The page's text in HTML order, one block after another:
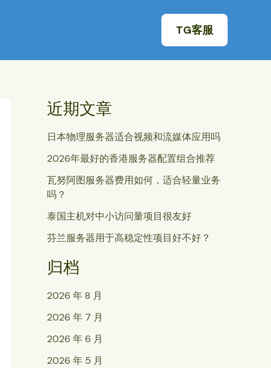
TG客服
近期文章
日本物理服务器适合视频和流媒体应用吗
2026年最好的香港服务器配置组合推荐
瓦努阿图服务器费用如何，适合轻量业务
吗？
泰国主机对中小访问量项目很友好
芬兰服务器用于高稳定性项目好不好？
归档
2026 年 8 月
2026 年 7 月
2026 年 6 月
2026 年 5 月